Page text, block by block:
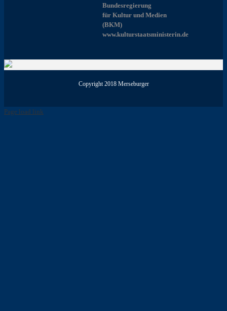
Bundesregierung
für Kultur und Medien
(BKM)
www.kulturstaatsministerin.de
Copyright 2018 Merseburger
Page load link